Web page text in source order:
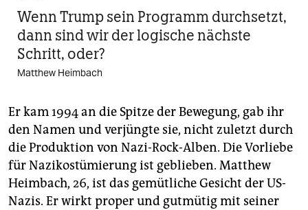
Wenn Trump sein Programm durchsetzt,
dann sind wir der logische nächste
Schritt, oder?
Matthew Heimbach
Er kam 1994 an die Spitze der Bewegung, gab ihr
den Namen und verjüngte sie, nicht zuletzt durch
die Produktion von Nazi-Rock-Alben. Die Vorliebe
für Nazikostümierung ist geblieben. Matthew
Heimbach, 26, ist das gemütliche Gesicht der US-
Nazis. Er wirkt proper und gutmütig mit seiner